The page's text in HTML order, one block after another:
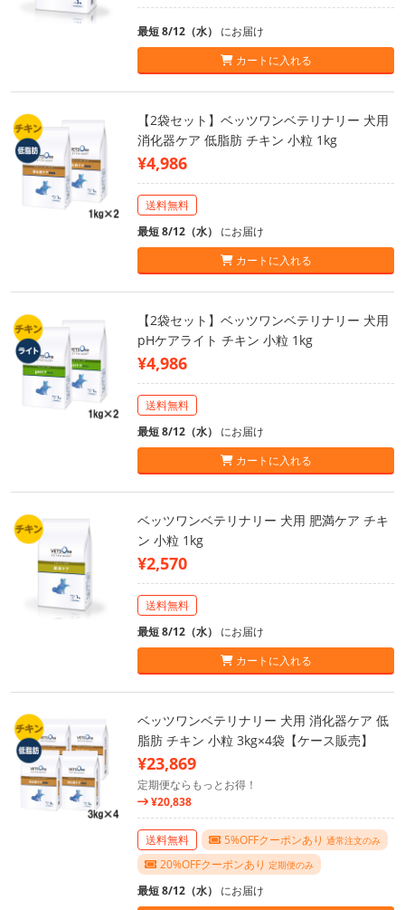
最短 8/12（水） にお届け
カートに入れる
【2袋セット】ベッツワンベテリナリー 犬用
消化器ケア 低脂肪 チキン 小粒 1kg
¥4,986
送料無料
最短 8/12（水） にお届け
カートに入れる
【2袋セット】ベッツワンベテリナリー 犬用
pHケアライト チキン 小粒 1kg
¥4,986
送料無料
最短 8/12（水） にお届け
カートに入れる
ベッツワンベテリナリー 犬用 肥満ケア チキ
ン 小粒 1kg
¥2,570
送料無料
最短 8/12（水） にお届け
カートに入れる
ベッツワンベテリナリー 犬用 消化器ケア 低
脂肪 チキン 小粒 3kg×4袋【ケース販売】
¥23,869
定期便ならもっとお得！
¥20,838
送料無料 5%OFFクーポンあり 通常注文のみ
20%OFFクーポンあり 定期便のみ
最短 8/12（水） にお届け